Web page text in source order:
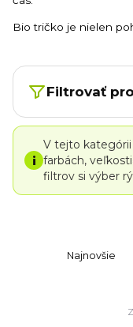
Bio tričko je nielen
Filtrovať
i
V tejto
farbách,
filtrov si výber
Najnovšie